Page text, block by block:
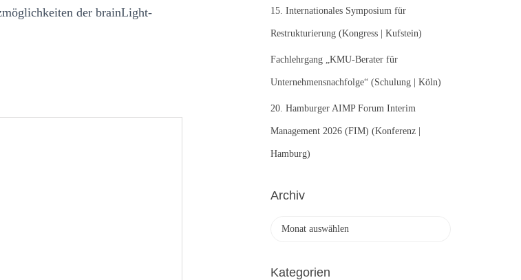
der brainLight-
15. Internationales Symposium für
Restrukturierung (Kongress | Kufstein)
Fachlehrgang „KMU-Berater für
Unternehmensnachfolge“ (Schulung | Köln)
20. Hamburger AIMP Forum Interim
Management 2026 (FIM) (Konferenz |
Hamburg)
Archiv
h
Kategorien